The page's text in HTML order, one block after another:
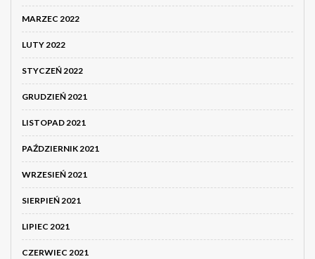
MARZEC 2022
LUTY 2022
STYCZEŃ 2022
GRUDZIEŃ 2021
LISTOPAD 2021
PAŹDZIERNIK 2021
WRZESIEŃ 2021
SIERPIEŃ 2021
LIPIEC 2021
CZERWIEC 2021